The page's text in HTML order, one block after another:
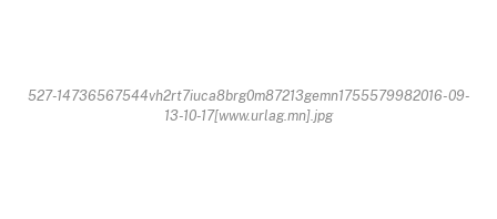
527-14736567544vh2rt7iuca8brg0m87213gemn1755579982016-09-
13-10-17[www.urlag.mn].jpg